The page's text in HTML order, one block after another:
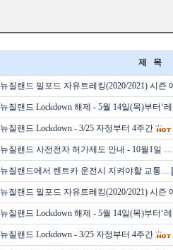
제 목
뉴질랜드 밀포드 자유트레킹(2020/2021) 시즌
뉴질랜드 Lockdown 해제 - 5월 14일(목)부터‘
뉴질랜드 Lockdown - 3/25 자정부터 4주간
뉴질랜드 사전전자 허가제도 안내 - 10월1일 …
뉴질랜드에서 렌트카 운전시 지켜야할 교통…
뉴질랜드 밀포드 자유트레킹(2020/2021) 시즌
뉴질랜드 Lockdown 해제 - 5월 14일(목)부터‘
뉴질랜드 Lockdown - 3/25 자정부터 4주간